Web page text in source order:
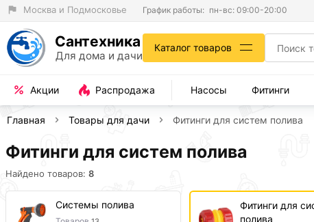
Москва и Подмосковье График работы: пн-вс: 09:00-20:00
Сантехника
Для дома и дачи
Каталог товаров
Акции Распродажа Насосы Фитинги
Главная Товары для дачи Фитинги для систем полива
Фитинги для систем полива
Найдено товаров: 8
Системы полива
Фитинги для
полива